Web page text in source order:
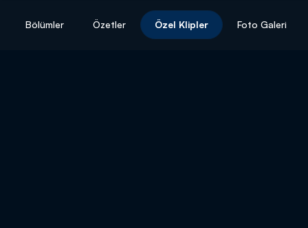
Bölümler Özetler Özel Klipler Foto Galeri